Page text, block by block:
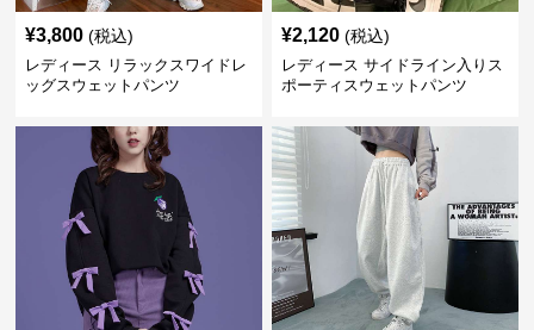
¥3,800 (税込)
レディース リラックスワイドレ
ッグスウェットパンツ
¥2,120 (税込)
レディース サイドライン入りス
ポーティスウェットパンツ